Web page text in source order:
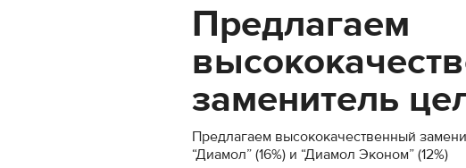
Предлагаем
заменитель
Предлагаем высококачественный
“Диамол” (16%) и “Диамол Эконом” (12%)